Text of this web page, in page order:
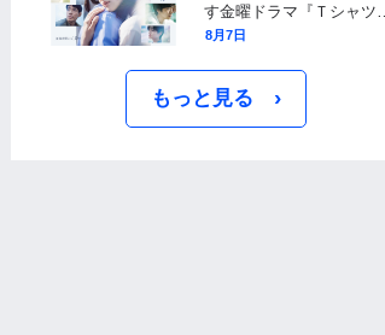
す金曜ドラマ『Ｔシャツが
乾くまで』タイトル決定の
ニークな視点
8月7日
もっと見る ›